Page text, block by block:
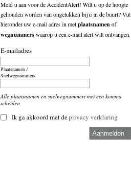
Meld u aan voor de AccidentAlert! Wilt u op de hoogte
gehouden worden van ongelukken bij u in de buurt? Vul
hieronder uw e-mail adres in metplaatsnamenof
wegnummerswaarop u een e-mail alert wilt ontvangen.
E-mailadres
Plaatsnamen /
Snelwegnummers
Alle plaatsnamen en snelwegnummers met een komma
scheiden
Ik ga akkoord met deprivacy verklaring